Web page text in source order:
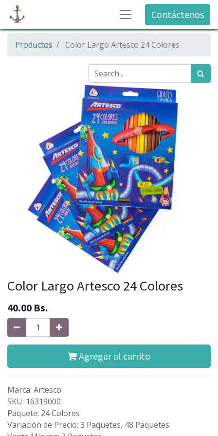
Contáctenos
Productos Color Largo Artesco 24 Colores
Color Largo Artesco 24 Colores
40.00 Bs.
Agregar al carrito
Marca: Artesco
SKU: 16319000
Paquete: 24 Colores
Variación de Precio: 3 Paquetes, 48 Paquetes